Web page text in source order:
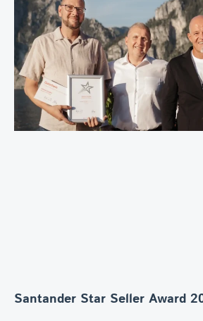
Santander Star Seller Award